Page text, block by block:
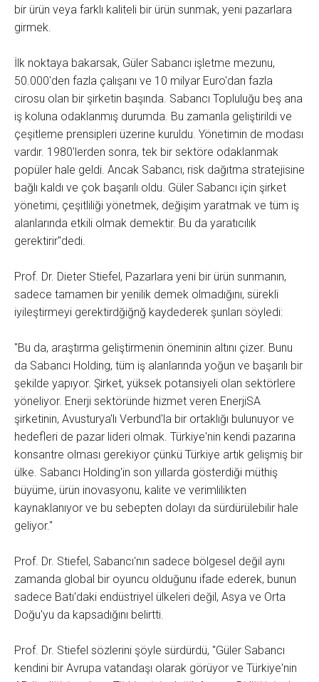
bir ürün veya farklı kaliteli bir ürün sunmak, yeni pazarlara
girmek.
İlk noktaya bakarsak, Güler Sabancı işletme mezunu,
50.000'den fazla çalışanı ve 10 milyar Euro'dan fazla
cirosu olan bir şirketin başında. Sabancı Topluluğu beş ana
iş koluna odaklanmış durumda. Bu zamanla geliştirildi ve
çeşitleme prensipleri üzerine kuruldu. Yönetimin de modası
vardır. 1980'lerden sonra, tek bir sektöre odaklanmak
popüler hale geldi. Ancak Sabancı, risk dağıtma stratejisine
bağlı kaldı ve çok başarılı oldu. Güler Sabancı için şirket
yönetimi, çeşitliliği yönetmek, değişim yaratmak ve tüm iş
alanlarında etkili olmak demektir. Bu da yaratıcılık
gerektirir"dedi.
Prof. Dr. Dieter Stiefel, Pazarlara yeni bir ürün sunmanın,
sadece tamamen bir yenilik demek olmadığını, sürekli
iyileştirmeyi gerektirdğiğnğ kaydederek şunları söyledi:
"Bu da, araştırma geliştirmenin öneminin altını çizer. Bunu
da Sabancı Holding, tüm iş alanlarında yoğun ve başarılı bir
şekilde yapıyor. Şirket, yüksek potansiyeli olan sektörlere
yöneliyor. Enerji sektöründe hizmet veren EnerjiSA
şirketinin, Avusturya'lı Verbund'la bir ortaklığı bulunuyor ve
hedefleri de pazar lideri olmak. Türkiye'nin kendi pazarına
konsantre olması gerekiyor çünkü Türkiye artık gelişmiş bir
ülke. Sabancı Holding'in son yıllarda gösterdiği müthiş
büyüme, ürün inovasyonu, kalite ve verimlilikten
kaynaklanıyor ve bu sebepten dolayı da sürdürülebilir hale
geliyor."
Prof. Dr. Stiefel, Sabancı'nın sadece bölgesel değil aynı
zamanda global bir oyuncu olduğunu ifade ederek, bunun
sadece Batı'daki endüstriyel ülkeleri değil, Asya ve Orta
Doğu'yu da kapsadığını belirtti.
Prof. Dr. Stiefel sözlerini şöyle sürdürdü, "Güler Sabancı
kendini bir Avrupa vatandaşı olarak görüyor ve Türkiye'nin